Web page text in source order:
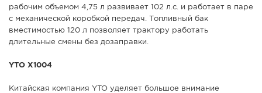
рабочим объемом 4,75 л развивает 102 л.с. и работает в паре
с механической коробкой передач. Топливный бак
вместимостью 120 л позволяет трактору работать
длительные смены без дозаправки.
YTO X1004
Китайская компания YTO уделяет большое внимание